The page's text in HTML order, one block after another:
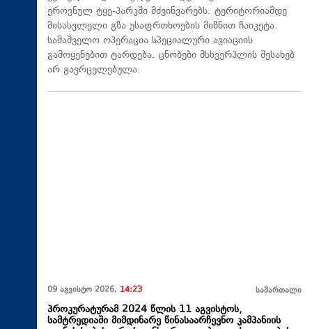
ეროვნულ ტყე-პარკში მძვინვარებს. ტერიტორიამდე
მისასვლელი გზა უსაფრთხოების მიზნით ჩაიკეტა.
სამაშველო ოპერაცია სპეციალური ავიაციის
გამოყენებით ტარდება. ცნობები მსხვერპლის შესახებ
არ გავრცელებულა.
09 აგვისტო 2026, 14:23 სამართალი
პროკურატურამ 2024 წლის 11 აგვისტოს,
სამტრედიაში მიმდინარე წინასაარჩევნო კამპანიის